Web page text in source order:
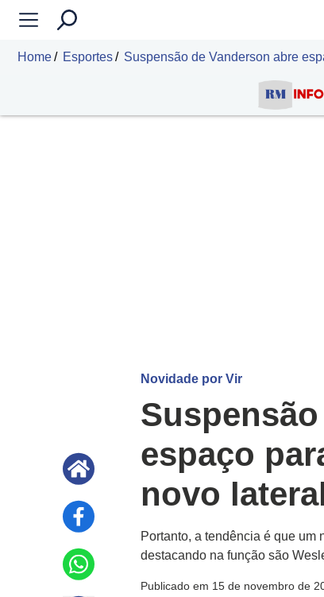
Home Esportes Suspensão de Vanderson abre
Novidade por Vir
espaço
novo
Portanto, a tendência é que
destacando na função são
Publicado em 15 de novembro de